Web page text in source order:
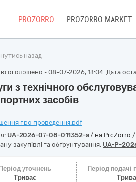
PROZORRO PROZORRO MARKET
назад
оголошено - 08-07-2026, 18:04. Дата
з технічного
засобів
про проведення.pdf
UA-2026-07-08-011352-a / на ProZorro /
закупівлі та обґрунтування: UA-P-
Період уточнень
Триває
Період подачі